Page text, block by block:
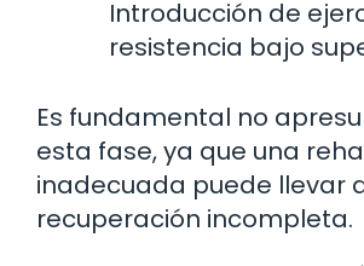
Introducción de
resistencia bajo
Es fundamental no
esta fase, ya que una
inadecuada puede llevar
recuperación incompleta.